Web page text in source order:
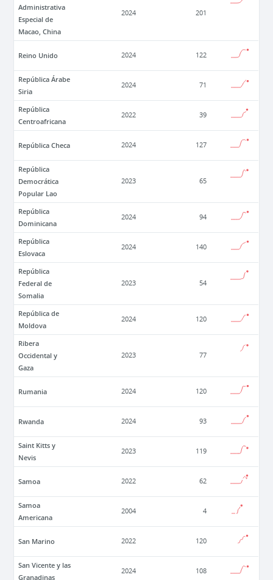
Administrativa
Especial de
Macao, China
2024 201
Reino Unido 2024 122
República Árabe
Siria
2024 71
República
Centroafricana
2022 39
República Checa 2024 127
República
Democrática
Popular Lao
2023 65
República
Dominicana
2024 94
República
Eslovaca
2024 140
República
Federal de
Somalia
2023 54
República de
Moldova
2024 120
Ribera
Occidental y
Gaza
2023 77
Rumania 2024 120
Rwanda 2024 93
Saint Kitts y
Nevis
2023 119
Samoa 2022 62
Samoa
Americana
2004 4
San Marino 2022 120
San Vicente y las
Granadinas
2024 108